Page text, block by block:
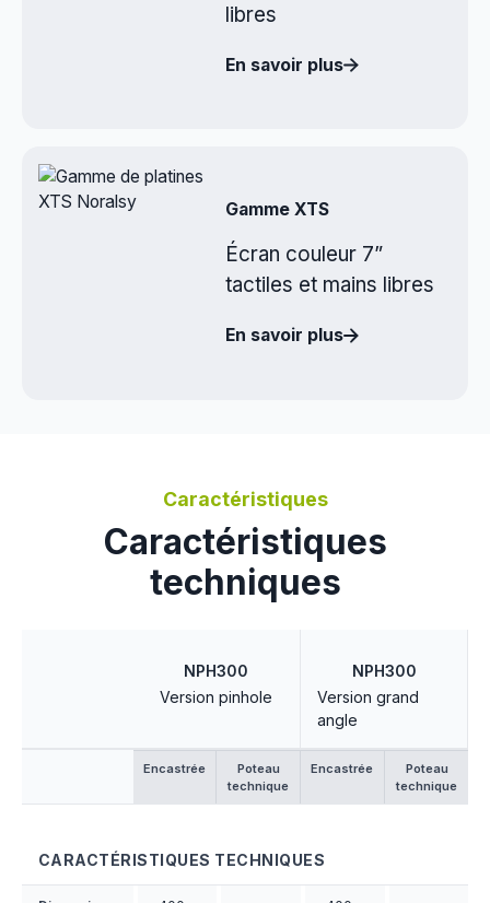
libres
En savoir plus
Gamme XTS
Écran couleur 7”
tactiles et mains libres
En savoir plus
Caractéristiques
Caractéristiques
techniques
NPH300
Version pinhole
NPH300
Version grand
angle
Encastrée
Poteau
technique
Encastrée
Poteau
technique
CARACTÉRISTIQUES TECHNIQUES